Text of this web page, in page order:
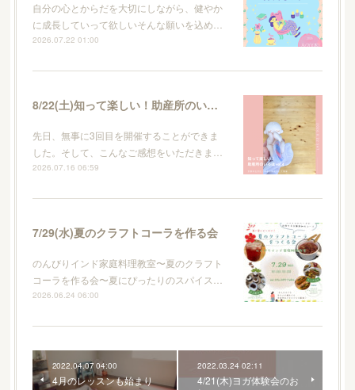
自分の心とからだを大切にしながら、健やか
に成長していって欲しいそんな願いを込め…
2026.07.22 01:00
8/22(土)知って楽しい！助産所のいろはvol.4
先日、無事に3回目を開催することができま
した。そして、こんなご感想をいただきま…
2026.07.16 06:59
7/29(水)夏のクラフトコーラを作る会
のんびりインド家庭料理教室〜夏のクラフト
コーラを作る会〜夏にぴったりのスパイス…
2026.06.24 06:00
2022.04.07 04:00
4月のレッスンも始まり
2022.03.24 02:11
4/21(木)ヨガ体験会のお